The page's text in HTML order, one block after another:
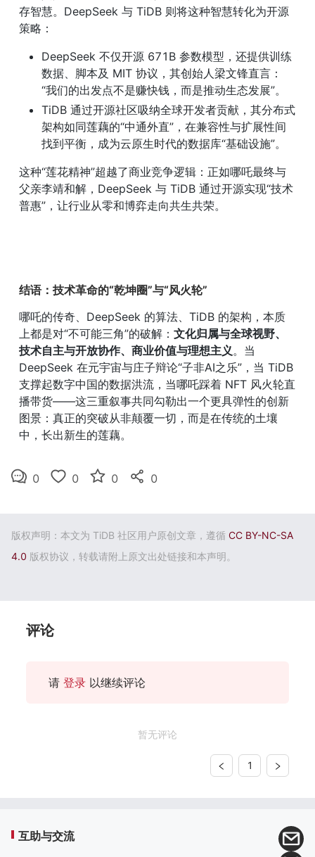
存智慧。DeepSeek 与 TiDB 则将这种智慧转化为开源
策略：
DeepSeek 不仅开源 671B 参数模型，还提供训练
数据、脚本及 MIT 协议，其创始人梁文锋直言：
“我们的出发点不是赚快钱，而是推动生态发展”。
TiDB 通过开源社区吸纳全球开发者贡献，其分布式
架构如同莲藕的“中通外直”，在兼容性与扩展性间
找到平衡，成为云原生时代的数据库“基础设施”。
这种“莲花精神”超越了商业竞争逻辑：正如哪吒最终与
父亲李靖和解，DeepSeek 与 TiDB 通过开源实现“技术
普惠”，让行业从零和博弈走向共生共荣。
结语：技术革命的“乾坤圈”与“风火轮”
哪吒的传奇、DeepSeek 的算法、TiDB 的架构，本质
上都是对“不可能三角”的破解： 文化归属与全球视野、
技术自主与开放协作、商业价值与理想主义。当
DeepSeek 在元宇宙与庄子辩论“子非AI之乐”，当 TiDB
支撑起数字中国的数据洪流，当哪吒踩着 NFT 风火轮直
播带货——这三重叙事共同勾勒出一个更具弹性的创新
图景：真正的突破从非颠覆一切，而是在传统的土壤
中，长出新生的莲藕。
0 0 0 0
版权声明：本文为 TiDB 社区用户原创文章，遵循 CC BY-NC-SA
4.0 版权协议，转载请附上原文出处链接和本声明。
评论
请 登录 以继续评论
暂无评论
1
互助与交流